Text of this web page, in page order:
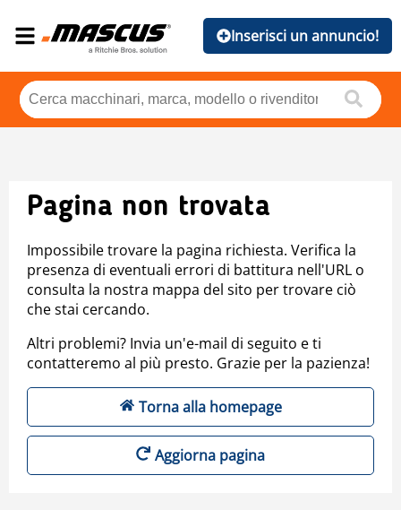
Inserisci un annuncio!
Pagina non trovata
Impossibile trovare la pagina richiesta. Verifica la
presenza di eventuali errori di battitura nell'URL o
consulta la nostra mappa del sito per trovare ciò
che stai cercando.
Altri problemi? Invia un'e-mail di seguito e ti
contatteremo al più presto. Grazie per la pazienza!
Torna alla homepage
Aggiorna pagina